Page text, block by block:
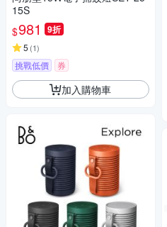
15S
$981 9折
5 (1)
挑戰低價 券
加入購物車